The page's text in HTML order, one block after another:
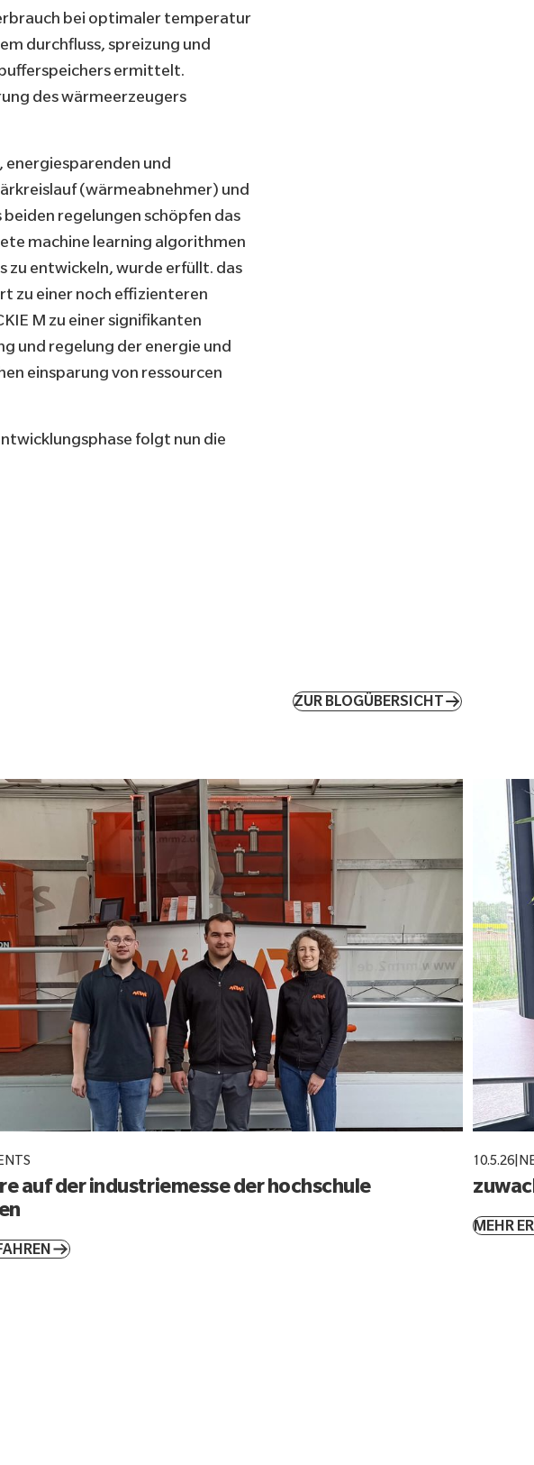
bei optimaler temperatur
durchfluss, spreizung und
ermittelt.
des wärmeerzeugers
und
(wärmeabnehmer) und
regelungen schöpfen das
machine learning algorithmen
zu entwickeln, wurde erfüllt. das
zu einer noch effizienteren
M zu einer signifikanten
und regelung der energie und
einsparung von ressourcen
folgt nun die
ZUR BLOGÜBERSICHT
auf der industriemesse der hochschule
10.5.26
MEHR